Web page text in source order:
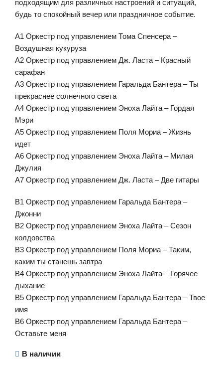
подходящим для различных настроений и ситуаций,
будь то спокойный вечер или праздничное событие.
А1 Оркестр под управлением Тома Спенсера –
Воздушная кукуруза
А2 Оркестр под управлением Дж. Ласта – Красный
сарафан
А3 Оркестр под управлением Гаральда Бантера – Ты
прекраснее солнечного света
А4 Оркестр под управлением Эноха Лайта – Гордая
Мэри
А5 Оркестр под управлением Поля Мориа – Жизнь
идет
А6 Оркестр под управлением Эноха Лайта – Милая
Джулия
А7 Оркестр под управлением Дж. Ласта – Две гитары
В1 Оркестр под управлением Гаральда Бантера –
Джонни
В2 Оркестр под управлением Эноха Лайта – Сезон
колдовства
В3 Оркестр под управлением Поля Мориа – Таким,
каким ты станешь завтра
В4 Оркестр под управлением Эноха Лайта – Горячее
дыхание
В5 Оркестр под управлением Гаральда Бантера – Твое
имя
В6 Оркестр под управлением Гаральда Бантера –
Оставьте меня
В наличии